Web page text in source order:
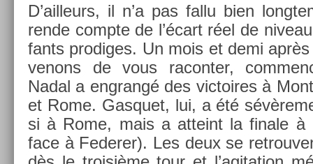
D’ail­leurs, il n’a pas fallu bien
rende com­pte de l’écart réel de
fants pro­diges. Un mois et demi
venons de vous racont­er,
Nadal a en­grangé des vic­toires à
et Rome. Gas­quet, lui, a été
si à Rome, mais a at­teint la fin­ale à
face à Feder­er). Les deux se